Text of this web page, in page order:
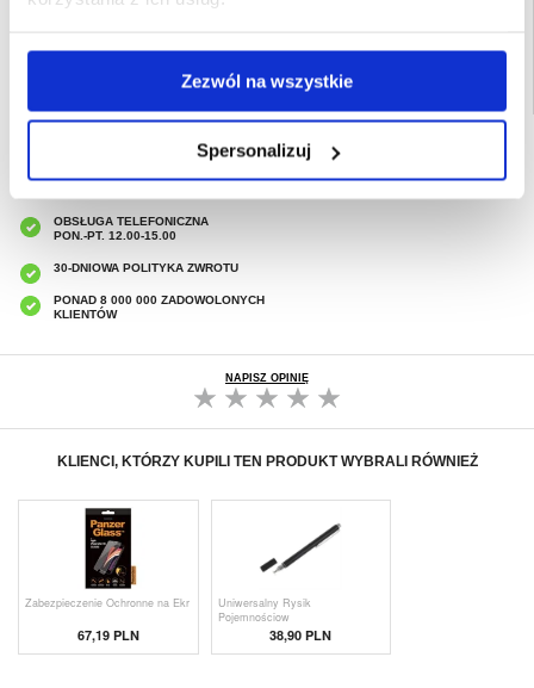
Zezwól na wszystkie
Spersonalizuj
15 Pro Max Etui & Akcesoria
CLUB TRENDY
OBSŁUGA TELEFONICZNA
PON.-PT. 12.00-15.00
30-DNIOWA POLITYKA ZWROTU
PONAD 8 000 000 ZADOWOLONYCH
KLIENTÓW
NAPISZ OPINIĘ
KLIENCI, KTÓRZY KUPILI TEN PRODUKT WYBRALI RÓWNIEŻ
Zabezpieczenie Ochronne na Ekr
67,19 PLN
Uniwersalny Rysik
Pojemnościow
38,90 PLN